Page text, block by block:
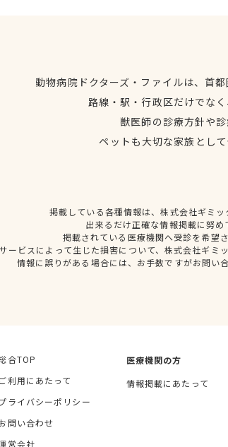
動物病院ドクターズ・ファイルは、首
路線・駅・行政区だけでな
獣医師の診療方針や
ペットも大切な家族とし
掲載している各種情報は、株式会社ギミ
出来るだけ正確な情報掲載に努め
掲載されている医療機関へ受診を希望
ービスによって生じた損害について、株式会社ギミ
情報に誤りがある場合には、お手数ですがお問い
合TOP
ご利用にあたって
ライバシーポリシー
問い合わせ
営会社
医療機関の方
情報掲載にあたって